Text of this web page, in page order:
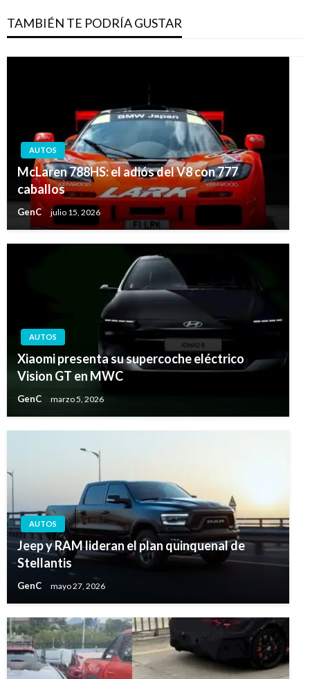
TAMBIÉN TE PODRÍA GUSTAR
AUTOS
McLaren 788HS: el adiós del V8 con 777
caballos
GenC julio 15, 2026
AUTOS
Xiaomi presenta su supercoche eléctrico
Vision GT en MWC
GenC marzo 5, 2026
AUTOS
Jeep y RAM lideran el plan quinquenal de
Stellantis
GenC mayo 27, 2026